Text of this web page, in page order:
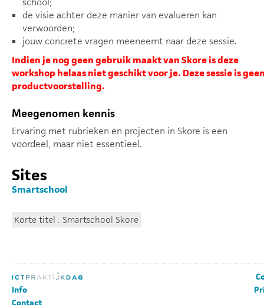
de visie achter deze manier van evalueren kan
verwoorden;
jouw concrete vragen meeneemt naar deze sessie.
Indien je nog geen gebruik maakt van Skore is deze
workshop helaas niet geschikt voor je. Deze sessie is
productvoorstelling.
Meegenomen kennis
Ervaring met rubrieken en projecten in Skore is een
voordeel, maar niet essentieel.
Sites
Smartschool
Korte titel : Smartschool Skore
Info